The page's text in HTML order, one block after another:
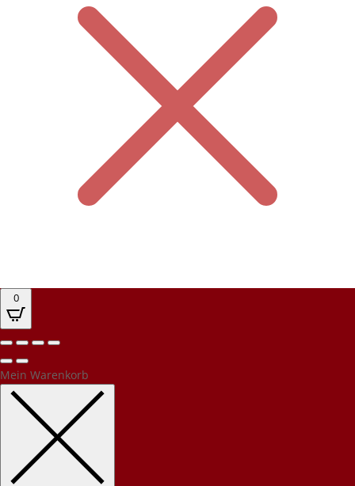
0
Mein Warenkorb
Kundenbewertungen und Erfahrungen zu
PEC Party-Event-Catering
SEHR GUT